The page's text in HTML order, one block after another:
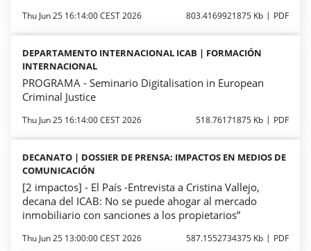
Thu Jun 25 16:14:00 CEST 2026 803.4169921875 Kb PDF
DEPARTAMENTO INTERNACIONAL ICAB | FORMACIÓN
INTERNACIONAL
PROGRAMA - Seminario Digitalisation in European
Criminal Justice
Thu Jun 25 16:14:00 CEST 2026 518.76171875 Kb PDF
DECANATO | DOSSIER DE PRENSA: IMPACTOS EN MEDIOS DE
COMUNICACIÓN
[2 impactos] - El País -Entrevista a Cristina Vallejo,
decana del ICAB: No se puede ahogar al mercado
inmobiliario con sanciones a los propietarios”
Thu Jun 25 13:00:00 CEST 2026 587.1552734375 Kb PDF